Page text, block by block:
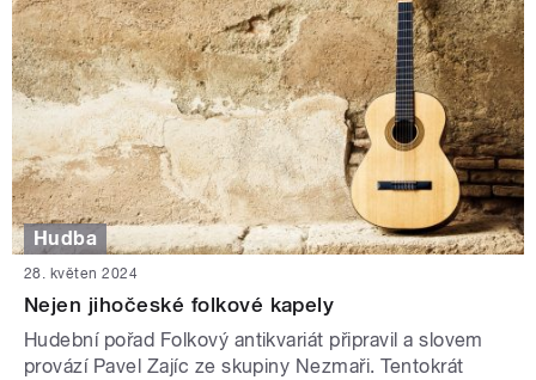
Hudba
28. květen 2024
Nejen jihočeské folkové kapely
Hudební pořad Folkový antikvariát připravil a slovem
provází Pavel Zajíc ze skupiny Nezmaři. Tentokrát